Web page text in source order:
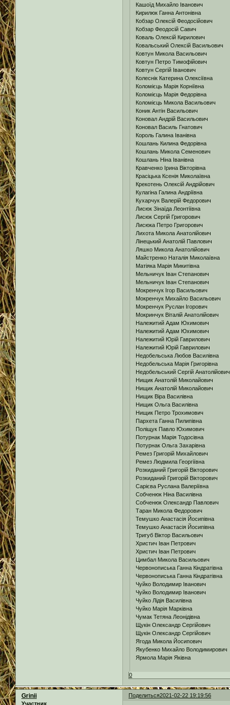
Кашоїд Михайло Іванович
Кирилюк Ганна Антонівна
Кобзар Олексій Феодосійович
Кобзар Феодосій Савич
Коваль Олексій Кирилович
Ковальський Олексій Васильович
Ковтун Микола Васильович
Ковтун Петро Тимофійович
Ковтун Сергій Іванович
Колеснік Катерина Олексіївна
Коломієць Марія Корніївна
Коломієць Марія Федорівна
Коломієць Микола Васильович
Коник Антін Васильович
Коновал Андрій Васильович
Коновал Василь Гнатович
Король Галина Іванівна
Кошлань Килина Федорівна
Кошлань Микола Семенович
Кошлань Ніна Іванівна
Кравченко Ірина Вікторівна
Красіцька Ксенія Миколаївна
Крекотень Олексій Андрійович
Кулагіна Галина Андріївна
Кухарчук Валерій Федорович
Лисюк Зінаїда Леонтіївна
Лисюк Сергій Григорович
Лисюка Петро Григорович
Лихота Микола Анатолійович
Лінецький Анатолій Павлович
Ляшко Микола Анатолійович
Майстренко Наталія Миколаївна
Матіяка Марія Микитівна
Мельничук Іван Степанович
Мельничук Іван Степанович
Мокренчук Ігор Васильович
Мокренчук Михайло Васильович
Мокренчук Руслан Ігорович
Мокринчук Віталій Анатолійович
Належитий Адам Юхимович
Належитий Адам Юхимович
Належитий Юрій Гаврилович
Належитий Юрій Гаврилович
Недобельська Любов Василівна
Недобельська Марія Григорівна
Недобельський Сергій Анатолійович
Нищик Анатолій Миколайович
Нищик Анатолій Миколайович
Нищик Віра Василівна
Нищик Ольга Василівна
Нищик Петро Трохимович
Пархета Ганна Пилипівна
Поліщук Павло Юхимович
Потурнак Марія Тодосівна
Потурнак Ольга Захарівна
Ремез Григорій Михайлович
Ремез Людмила Георгіївна
Розкиданий Григорій Вікторович
Розкиданий Григорій Вікторович
Сарієва Руслана Валеріївна
Собченюк Ніна Василівна
Собченюк Олександр Павлович
Таран Микола Федорович
Темушко Анастасія Йосипівна
Темушко Анастасія Йосипівна
Тригуб Віктор Васильович
Христич Іван Петрович
Христич Іван Петрович
Цимбал Микола Васильович
Червонописька Ганна Кіндратівна
Червонописька Ганна Кіндратівна
Чуйко Володимир Іванович
Чуйко Володимир Іванович
Чуйко Лідія Василівна
Чуйко Марія Марківна
Чумак Тетяна Леонідівна
Щукін Олександр Сергійович
Щукін Олександр Сергійович
Ягода Микола Йосипович
Якубенко Михайло Володимирович
Ярмола Марія Яківна
0
Поделиться2021-02-22 19:19:56
Grinii
Участник